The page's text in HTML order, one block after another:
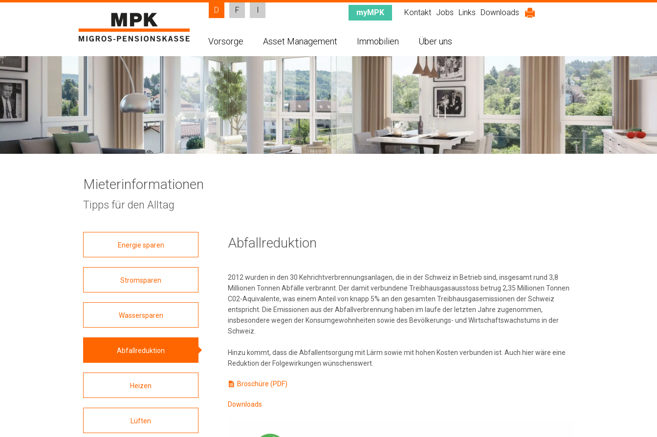
D F I Kontakt Jobs Links Downloads
myMPK
Vorsorge
myMPK
Einfach erklärt
Anpassung Pensionierungsalter
Wahl des Sparplans
Downloads
Vorsorgeausweis
Personalabteilungen
Asset Management
Anlagestrategie
Anlageorganisation
Asset Allokation
Performance
Immobilien
Immobilienanlagen
Erstvermietung
Wiedervermietung
Mieterinformationen
Über uns
Mitteilungen
MPK im Überblick
Geschäftsstelle
Geschäftsbericht
Mieterinformationen
Tipps für den Alltag
Energie sparen
Stromsparen
Wassersparen
Abfallreduktion
Heizen
Lüften
Abfallreduktion
2012 wurden in den 30 Kehrichtverbrennungs­anlagen, die in der Schweiz in Betrieb sind, insgesamt rund 3,8
Millionen Tonnen Abfälle verbrannt. Der damit verbundene Treibhausgas­ausstoss betrug 2,35 Millionen Tonnen
C02-Aquivalente, was einem Anteil von knapp 5% an den gesamten Treibhausgasemissionen der Schweiz
entspricht. Die Emissionen aus der Abfallver­brennung haben im laufe der letzten Jahre zugenommen,
insbesondere wegen der Konsum­gewohnheiten sowie des Bevölkerungs- und Wirtschaftswachstums in der
Schweiz.
Hinzu kommt, dass die Abfallentsorgung mit Lärm sowie mit hohen Kosten verbunden ist. Auch hier wäre eine
Reduktion der Folgewirkungen wün­schenswert.
Broschüre (PDF)
Downloads